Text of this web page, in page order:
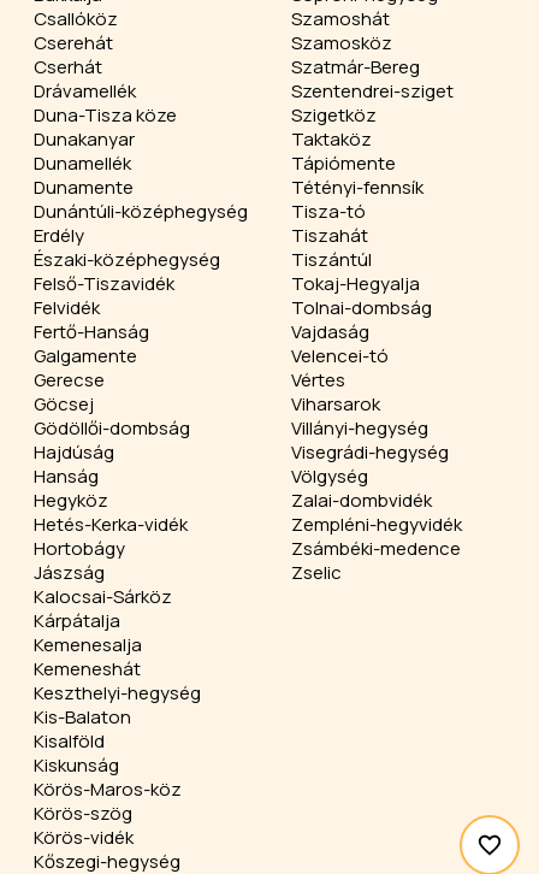
Csallóköz
Cserehát
Cserhát
Drávamellék
Duna-Tisza köze
Dunakanyar
Dunamellék
Dunamente
Dunántúli-középhegység
Erdély
Északi-középhegység
Felső-Tiszavidék
Felvidék
Fertő-Hanság
Galgamente
Gerecse
Göcsej
Gödöllői-dombság
Hajdúság
Hanság
Hegyköz
Hetés-Kerka-vidék
Hortobágy
Jászság
Kalocsai-Sárköz
Kárpátalja
Kemenesalja
Kemeneshát
Keszthelyi-hegység
Kis-Balaton
Kisalföld
Kiskunság
Körös-Maros-köz
Körös-szög
Körös-vidék
Kőszegi-hegység
Szamoshát
Szamosköz
Szatmár-Bereg
Szentendrei-sziget
Szigetköz
Taktaköz
Tápiómente
Tétényi-fennsík
Tisza-tó
Tiszahát
Tiszántúl
Tokaj-Hegyalja
Tolnai-dombság
Vajdaság
Velencei-tó
Vértes
Viharsarok
Villányi-hegység
Visegrádi-hegység
Völgység
Zalai-dombvidék
Zempléni-hegyvidék
Zsámbéki-medence
Zselic